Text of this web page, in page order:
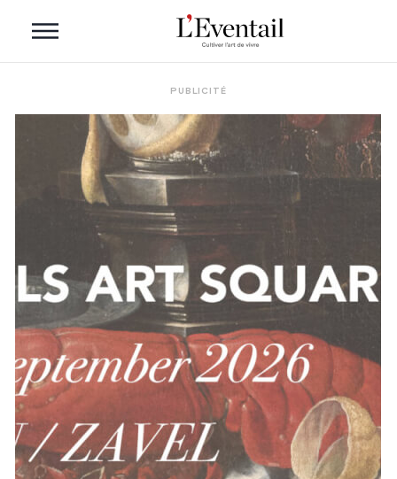
PUBLICITÉ